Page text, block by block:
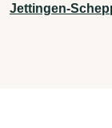
Jettingen-